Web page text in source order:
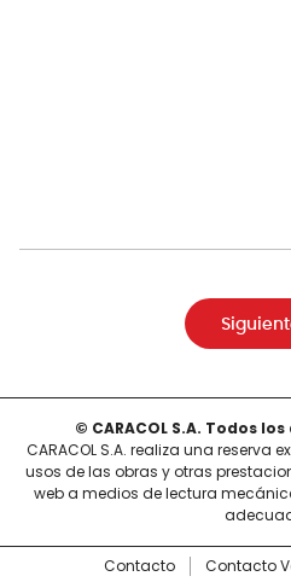
© CARACOL S.A. Todos
CARACOL S.A. realiza una reserva
usos de las obras y otras
web a medios de lectura
Contacto Contacto